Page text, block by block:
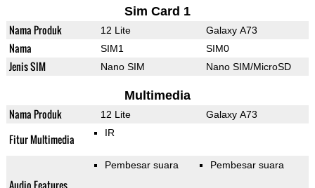
Sim Card 1
Nama Produk 12 Lite Galaxy A73
Nama SIM1 SIM0
Jenis SIM Nano SIM Nano SIM/MicroSD
Multimedia
Nama Produk 12 Lite Galaxy A73
Fitur Multimedia IR
Audio Features
Pembesar suara Pembesar suara